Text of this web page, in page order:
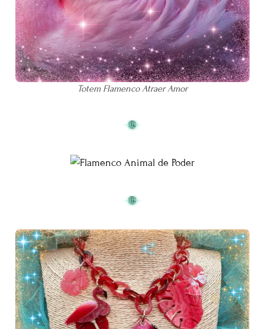
Totem Flamenco Atraer Amor